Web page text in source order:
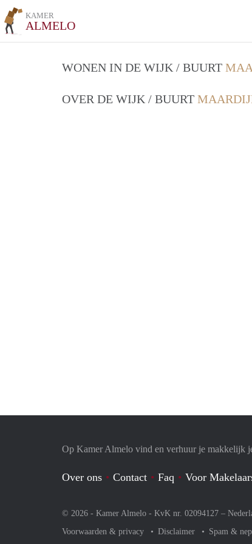
KAMER
ALMELO
WONEN IN DE WIJK / BUURT
OVER DE WIJK / BUURT
Op Kamer Almelo vind en verhuur je makkelijk
Over ons Contact Faq Voor
© 2026 - Kamer Almelo - KvK nr. 02094127 –
Voorwaarden & privacy
Disclaimer Spam &